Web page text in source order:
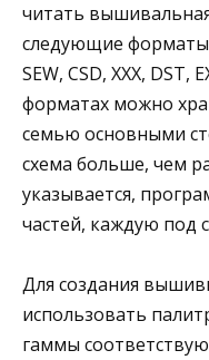
читать
следующие форматы
SЕW, CSD, XXX, DST,
форматах можно
семью основными
схема больше, чем
указывается,
частей, каждую под
Для создания
использовать
гаммы